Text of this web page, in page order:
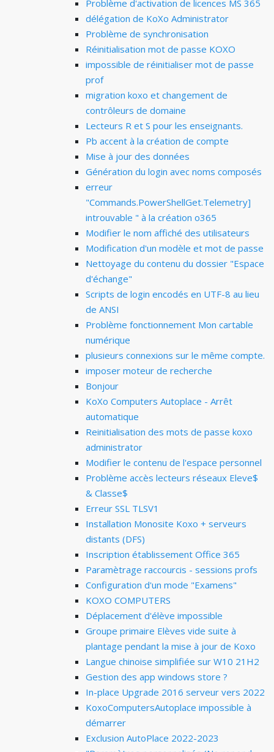
Problème d'activation de licences MS 365
délégation de KoXo Administrator
Problème de synchronisation
Réinitialisation mot de passe KOXO
impossible de réinitialiser mot de passe
prof
migration koxo et changement de
contrôleurs de domaine
Lecteurs R et S pour les enseignants.
Pb accent à la création de compte
Mise à jour des données
Génération du login avec noms composés
erreur
"Commands.PowerShellGet.Telemetry]
introuvable " à la création o365
Modifier le nom affiché des utilisateurs
Modification d'un modèle et mot de passe
Nettoyage du contenu du dossier "Espace
d'échange"
Scripts de login encodés en UTF-8 au lieu
de ANSI
Problème fonctionnement Mon cartable
numérique
plusieurs connexions sur le même compte.
imposer moteur de recherche
Bonjour
KoXo Computers Autoplace - Arrêt
automatique
Reinitialisation des mots de passe koxo
administrator
Modifier le contenu de l'espace personnel
Problème accès lecteurs réseaux Eleve$
& Classe$
Erreur SSL TLSV1
Installation Monosite Koxo + serveurs
distants (DFS)
Inscription établissement Office 365
Paramètrage raccourcis - sessions profs
Configuration d'un mode "Examens"
KOXO COMPUTERS
Déplacement d'élève impossible
Groupe primaire Elèves vide suite à
plantage pendant la mise à jour de Koxo
Langue chinoise simplifiée sur W10 21H2
Gestion des app windows store ?
In-place Upgrade 2016 serveur vers 2022
KoxoComputersAutoplace impossible à
démarrer
Exclusion AutoPlace 2022-2023